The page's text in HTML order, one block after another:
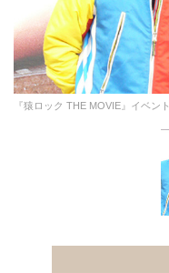
『猿ロック THE MOVIE』イベント